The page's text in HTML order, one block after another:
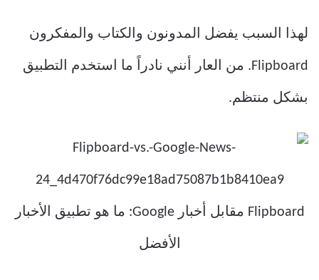
لهذا السبب يفضل المدونون والكتاب والمفكرون
Flipboard. من العار أنني نادراً ما استخدم التطبيق
بشكل منتظم.